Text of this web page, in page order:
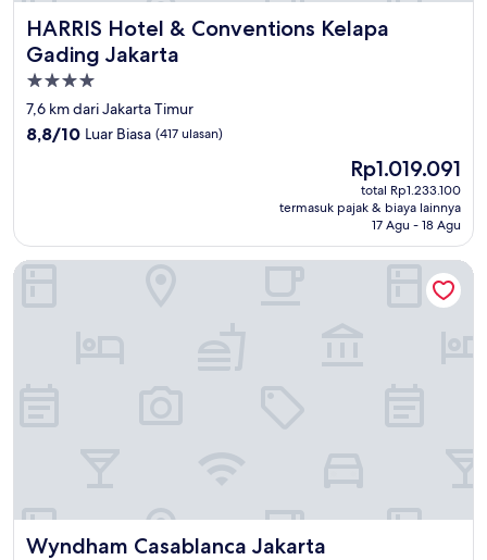
HARRIS Hotel & Conventions Kelapa
Gading Jakarta
HARRIS Hotel & Conventions Kelapa Gading Jakarta
Properti
bintang
4.0
7,6 km dari Jakarta Timur
8.8
ulasan)
8,8/10 Luar Biasa (417 ulasan)
Harga
sekarang
Rp1.019.091
Rp1.019.091
total Rp1.233.100
termasuk pajak & biaya lainnya
17 Agu - 18 Agu
Wyndham Casablanca Jakarta
Wyndham Casablanca Jakarta
Wyndham Casablanca Jakarta